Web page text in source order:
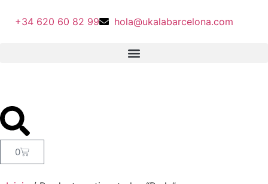
+34 620 60 82 99 hola@ukalabarcelona.com
0